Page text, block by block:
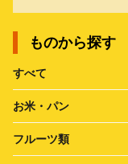
ものから探す
すべて
お米・パン
フルーツ類